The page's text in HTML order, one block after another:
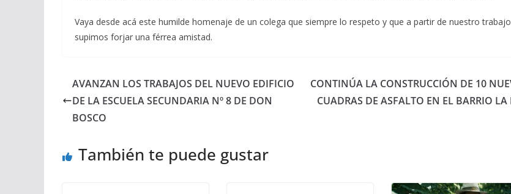
Vaya desde acá este humilde homenaje de un colega que siempre lo respeto y que a partir de nuestro trabajo
supimos forjar una férrea amistad.
AVANZAN LOS TRABAJOS DEL NUEVO EDIFICIO
DE LA ESCUELA SECUNDARIA Nº 8 DE DON
BOSCO
CONTINÚA LA CONSTRUCCIÓN DE 10
CUADRAS DE ASFALTO EN EL BARRIO LA
También te puede gustar